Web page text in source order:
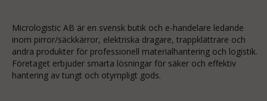
Micrologistic AB är en svensk butik och e-handelare ledande
inom pirror/säckkärror, elektriska dragare, trappklättrare och
andra produkter för professionell materialhantering och logistik.
Företaget erbjuder smarta lösningar för säker och effektiv
hantering av tungt och otympligt gods.